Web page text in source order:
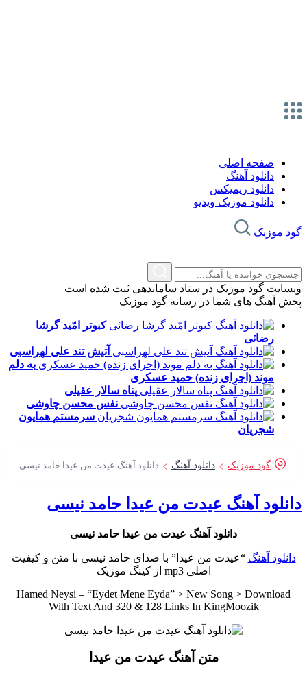
صفحه اصلی
دانلود آهنگ
دانلود ریمیکس
دانلود موزیک ویدیو
موزیک
گود موزیک در ستاد ساماندهی ثبت شده است
آهنگ های شما در رسانه گود موزیک
کبوتر امّید
گرشا
رضائی
آتیش تند علی لهراسبی
به دلم
موند (اجرای زنده) حمید عسکری
پناه سالار عقیلی
نفس محسن چاوشی
سرمستم همایون
شجریان
گود موزیک دانلود آهنگ دانلود آهنگ عیدت من عیدا حامد نیسی
آهنگ عیدت من عیدا حامد نیسی
دانلود آهنگ عیدت من عیدا حامد نیسی
آهنگ“عیدت من عیدا” با صدای حامد نیسی با متن و کیفیت
اصلی mp3 از کینگ موزیک
Hamed Neysi – “Eydet Mene Eyda” > New Song > Download
With Text And 320 & 128 Links In KingMoozik
متن آهنگ عیدت من عیدا